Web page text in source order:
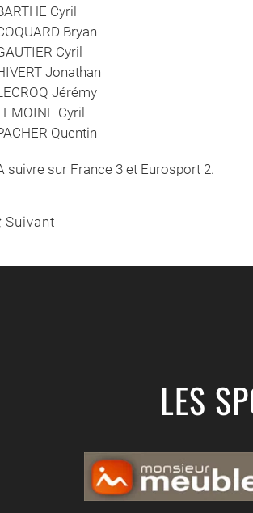
Cyril
Bryan
Cyril
Jonathan
Jérémy
Cyril
Quentin
suivre sur France 3 et Eurosport 2.
Suivant
LES